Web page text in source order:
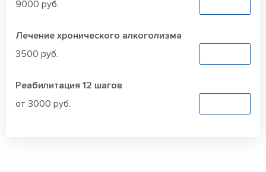
9000 руб.
Лечение хронического алкоголизма
3500 руб.
Реабилитация 12 шагов
от 3000 руб.